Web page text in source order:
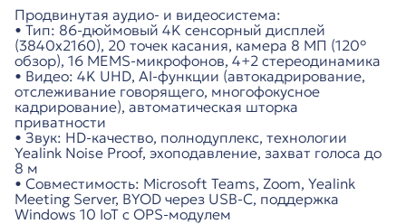
Продвинутая аудио- и видеосистема:
• Тип: 86-дюймовый 4K сенсорный дисплей
(3840x2160), 20 точек касания, камера 8 МП (120°
обзор), 16 MEMS-микрофонов, 4+2 стереодинамика
• Видео: 4K UHD, AI-функции (автокадрирование,
отслеживание говорящего, многофокусное
кадрирование), автоматическая шторка
приватности
• Звук: HD-качество, полнодуплекс, технологии
Yealink Noise Proof, эхоподавление, захват голоса до
8 м
• Совместимость: Microsoft Teams, Zoom, Yealink
Meeting Server, BYOD через USB-C, поддержка
Windows 10 IoT с OPS-модулем